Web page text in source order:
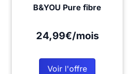
B&YOU Pure fibre
24,99€/mois
Voir l'offre